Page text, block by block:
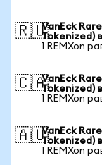
🇷🇺VanEck
Tokenized)
1 REMXon
🇨🇦VanEck
Tokenized)
1 REMXon
🇦🇺VanEck
Tokenized)
1 REMXon